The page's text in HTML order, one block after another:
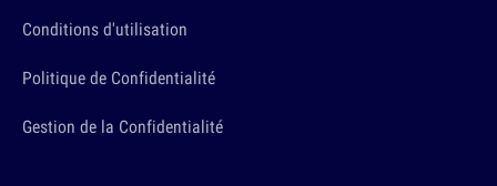
Conditions d'utilisation
Politique de Confidentialité
Gestion de la Confidentialité